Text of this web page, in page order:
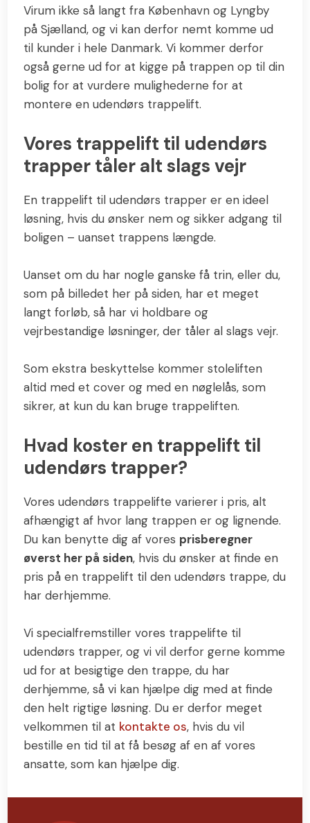
Virum ikke så langt fra København og Lyngby
på Sjælland, og vi kan derfor nemt komme ud
til kunder i hele Danmark. Vi kommer derfor
også gerne ud for at kigge på trappen op til din
bolig for at vurdere mulighederne for at
montere en udendørs trappelift.
Vores trappelift til udendørs
trapper tåler alt slags vejr
En trappelift til udendørs trapper er en ideel
løsning, hvis du ønsker nem og sikker adgang til
boligen – uanset trappens længde.
Uanset om du har nogle ganske få trin, eller du,
som på billedet her på siden, har et meget
langt forløb, så har vi holdbare og
vejrbestandige løsninger, der tåler al slags vejr.
Som ekstra beskyttelse kommer stoleliften
altid med et cover og med en nøglelås, som
sikrer, at kun du kan bruge trappeliften.
Hvad koster en trappelift til
udendørs trapper?
Vores udendørs trappelifte varierer i pris, alt
afhængigt af hvor lang trappen er og lignende.
Du kan benytte dig af vores prisberegner
øverst her på siden, hvis du ønsker at finde en
pris på en trappelift til den udendørs trappe, du
har derhjemme.
Vi specialfremstiller vores trappelifte til
udendørs trapper, og vi vil derfor gerne komme
ud for at besigtige den trappe, du har
derhjemme, så vi kan hjælpe dig med at finde
den helt rigtige løsning. Du er derfor meget
velkommen til at kontakte os, hvis du vil
bestille en tid til at få besøg af en af vores
ansatte, som kan hjælpe dig.